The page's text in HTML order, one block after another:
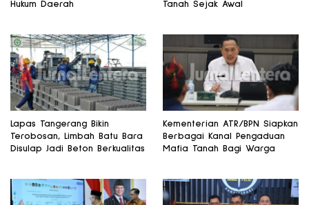
Hukum Daerah
Tanah Sejak Awal
Lapas Tangerang Bikin
Terobosan, Limbah Batu Bara
Disulap Jadi Beton Berkualitas
Kementerian ATR/BPN Siapkan
Berbagai Kanal Pengaduan
Mafia Tanah Bagi Warga